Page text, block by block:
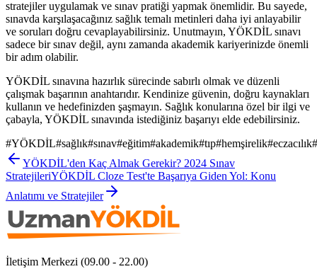
stratejiler uygulamak ve sınav pratiği yapmak önemlidir. Bu sayede,
sınavda karşılaşacağınız sağlık temalı metinleri daha iyi anlayabilir
ve soruları doğru cevaplayabilirsiniz. Unutmayın, YÖKDİL sınavı
sadece bir sınav değil, aynı zamanda akademik kariyerinizde önemli
bir adım olabilir.
YÖKDİL sınavına hazırlık sürecinde sabırlı olmak ve düzenli
çalışmak başarının anahtarıdır. Kendinize güvenin, doğru kaynakları
kullanın ve hedefinizden şaşmayın. Sağlık konularına özel bir ilgi ve
çabayla, YÖKDİL sınavında istediğiniz başarıyı elde edebilirsiniz.
#YÖKDİL#sağlık#sınav#eğitim#akademik#tıp#hemşirelik#eczacılık#
YÖKDİL'den Kaç Almak Gerekir? 2024 Sınav
StratejileriYÖKDİL Cloze Test'te Başarıya Giden Yol: Konu
Anlatımı ve Stratejiler
İletişim Merkezi (09.00 - 22.00)